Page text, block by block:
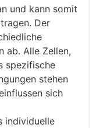
und kann somit
Der
ab. Alle Zellen,
spezifische
stehen
sich
individuelle